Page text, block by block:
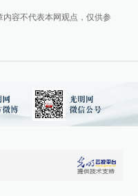
容不代表本网观点，仅供参